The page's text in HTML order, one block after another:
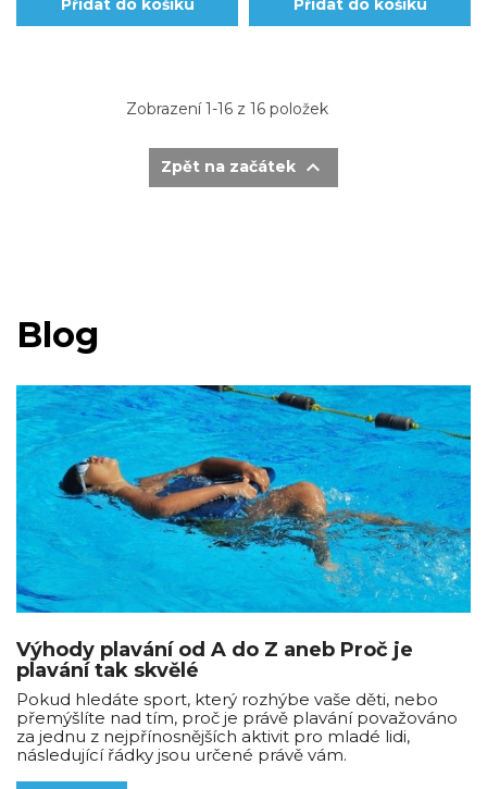
Přidat do košíku Přidat do košíku
Zobrazení 1-16 z 16 položek
Zpět na začátek 
Blog
Výhody plavání od A do Z aneb Proč je
plavání tak skvělé
Pokud hledáte sport, který rozhýbe vaše děti, nebo
přemýšlíte nad tím, proč je právě plavání považováno
za jednu z nejpřínosnějších aktivit pro mladé lidi,
následující řádky jsou určené právě vám.